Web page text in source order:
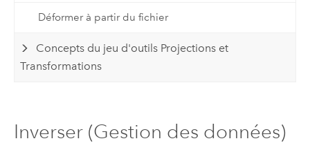
Déformer à partir du fichier
Concepts du jeu d'outils Projections et
Transformations
Inverser (Gestion des données)